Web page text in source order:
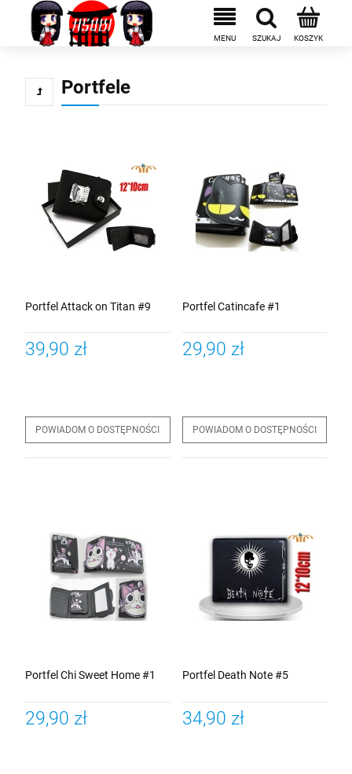
Portfele
Portfel Attack on Titan #9
39,90 zł
POWIADOM O DOSTĘPNOŚCI
Portfel Catincafe #1
29,90 zł
POWIADOM O DOSTĘPNOŚCI
Portfel Chi Sweet Home #1
29,90 zł
Portfel Death Note #5
34,90 zł